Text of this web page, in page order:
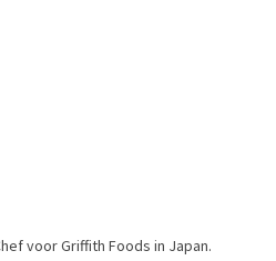
voor Griffith Foods in Japan.